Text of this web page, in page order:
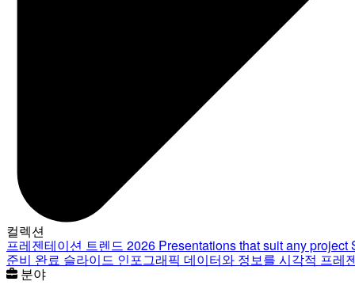
컬렉션
프레젠테이션 트렌드 2026 Presentations that suit any project
준비 완료 슬라이드 인포그래픽 데이터와 정보를 시각적 프레
분야